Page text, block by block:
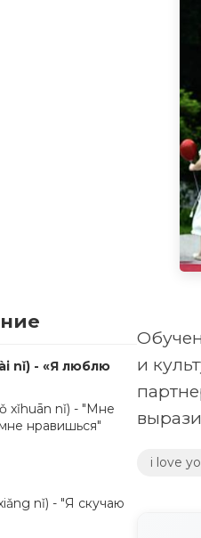
ài nǐ) - «Я люблю
xǐhuān nǐ) - "Мне
нравишься"
nǐ) - "Я скучаю
и
i love